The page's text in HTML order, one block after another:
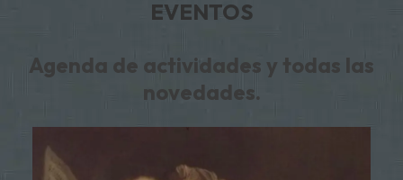
EVENTOS
Agenda de actividades y todas las
novedades.